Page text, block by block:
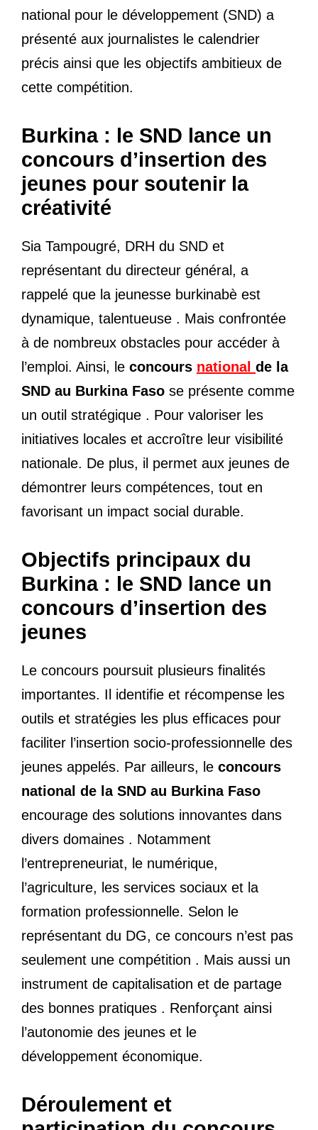
national pour le développement (SND) a
présenté aux journalistes le calendrier
précis ainsi que les objectifs ambitieux de
cette compétition.
Burkina : le SND lance un
concours d’insertion des
jeunes pour soutenir la
créativité
Sia Tampougré, DRH du SND et
représentant du directeur général, a
rappelé que la jeunesse burkinabè est
dynamique, talentueuse . Mais confrontée
à de nombreux obstacles pour accéder à
l’emploi. Ainsi, le concours national de la
SND au Burkina Faso se présente comme
un outil stratégique . Pour valoriser les
initiatives locales et accroître leur visibilité
nationale. De plus, il permet aux jeunes de
démontrer leurs compétences, tout en
favorisant un impact social durable.
Objectifs principaux du
Burkina : le SND lance un
concours d’insertion des
jeunes
Le concours poursuit plusieurs finalités
importantes. Il identifie et récompense les
outils et stratégies les plus efficaces pour
faciliter l’insertion socio-professionnelle des
jeunes appelés. Par ailleurs, le concours
national de la SND au Burkina Faso
encourage des solutions innovantes dans
divers domaines . Notamment
l’entrepreneuriat, le numérique,
l’agriculture, les services sociaux et la
formation professionnelle. Selon le
représentant du DG, ce concours n’est pas
seulement une compétition . Mais aussi un
instrument de capitalisation et de partage
des bonnes pratiques . Renforçant ainsi
l’autonomie des jeunes et le
développement économique.
Déroulement et